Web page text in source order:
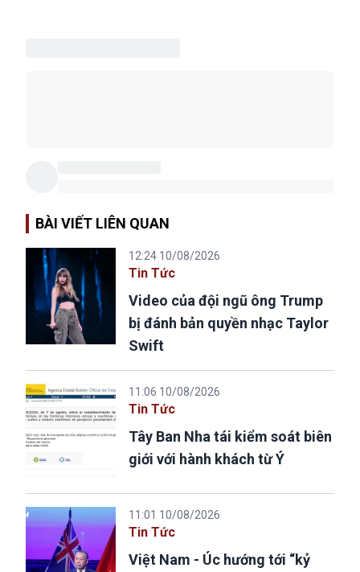
BÀI VIẾT LIÊN QUAN
12:24 10/08/2026
Tin Tức
Video của đội ngũ ông Trump
bị đánh bản quyền nhạc Taylor
Swift
11:06 10/08/2026
Tin Tức
Tây Ban Nha tái kiểm soát biên
giới với hành khách từ Ý
11:01 10/08/2026
Tin Tức
Việt Nam - Úc hướng tới “kỷ